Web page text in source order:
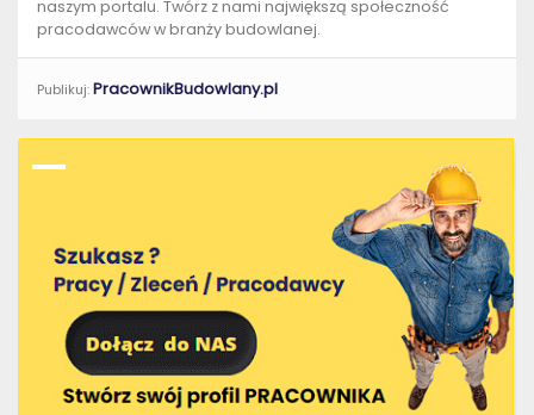
naszym portalu. Twórz z nami największą społeczność
pracodawców w branży budowlanej.
Publikuj:PracownikBudowlany.pl